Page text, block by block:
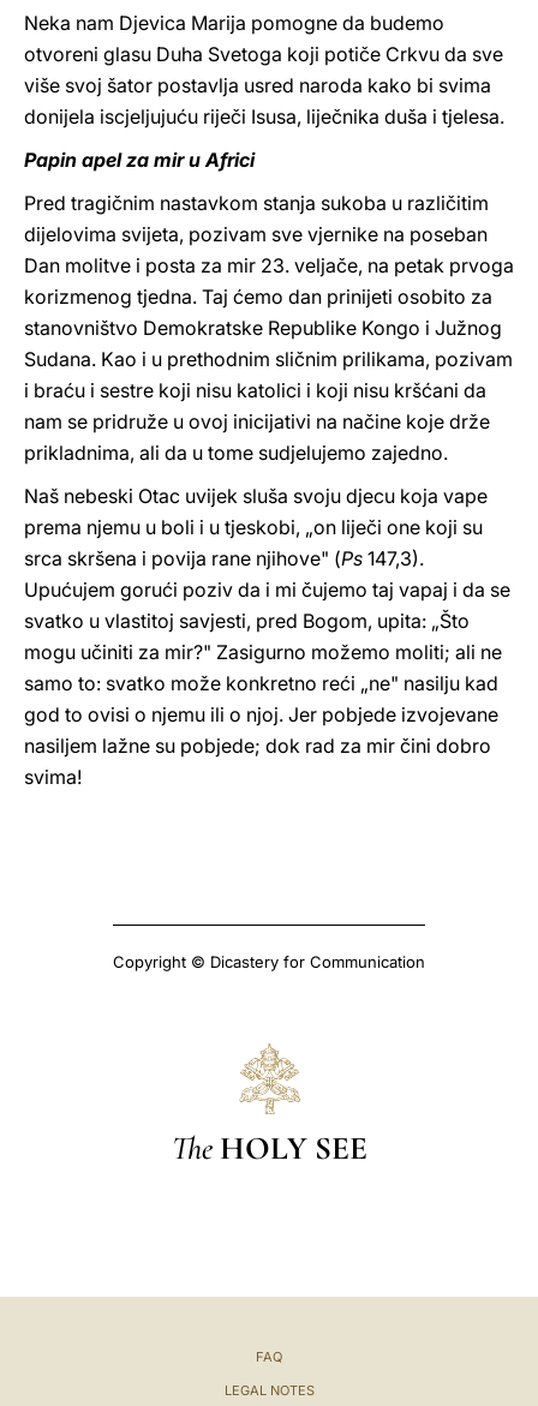
Neka nam Djevica Marija pomogne da budemo
otvoreni glasu Duha Svetoga koji potiče Crkvu da sve
više svoj šator postavlja usred naroda kako bi svima
donijela iscjeljujuću riječi Isusa, liječnika duša i tjelesa.
Papin apel za mir u Africi
Pred tragičnim nastavkom stanja sukoba u različitim
dijelovima svijeta, pozivam sve vjernike na poseban
Dan molitve i posta za mir 23. veljače, na petak prvoga
korizmenog tjedna. Taj ćemo dan prinijeti osobito za
stanovništvo Demokratske Republike Kongo i Južnog
Sudana. Kao i u prethodnim sličnim prilikama, pozivam
i braću i sestre koji nisu katolici i koji nisu kršćani da
nam se pridruže u ovoj inicijativi na načine koje drže
prikladnima, ali da u tome sudjelujemo zajedno.
Naš nebeski Otac uvijek sluša svoju djecu koja vape
prema njemu u boli i u tjeskobi, „on liječi one koji su
srca skršena i povija rane njihove" (Ps 147,3).
Upućujem gorući poziv da i mi čujemo taj vapaj i da se
svatko u vlastitoj savjesti, pred Bogom, upita: „Što
mogu učiniti za mir?" Zasigurno možemo moliti; ali ne
samo to: svatko može konkretno reći „ne" nasilju kad
god to ovisi o njemu ili o njoj. Jer pobjede izvojevane
nasiljem lažne su pobjede; dok rad za mir čini dobro
svima!
Copyright © Dicastery for Communication
The HOLY SEE
FAQ
LEGAL NOTES